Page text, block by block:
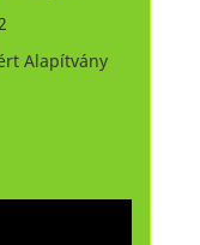
Alapítvány